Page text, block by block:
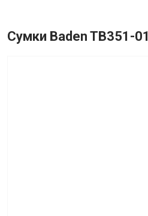
Сумки Baden TB351-01